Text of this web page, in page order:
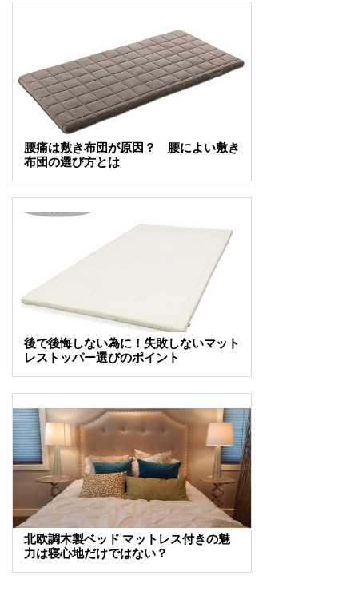
腰痛は敷き布団が原因？ 腰によい敷き
布団の選び方とは
後で後悔しない為に！失敗しないマット
レストッパー選びのポイント
北欧調木製ベッド マットレス付きの魅
力は寝心地だけではない？